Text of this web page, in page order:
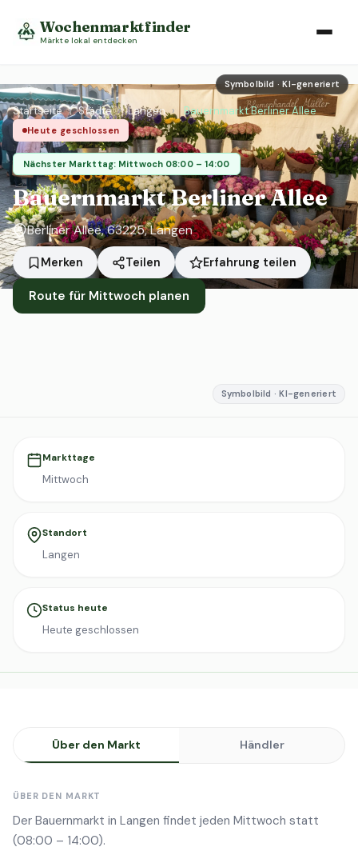
Wochenmarktfinder
Märkte lokal entdecken
Symbolbild · KI-generiert
Startseite › Städte › Langen › Bauernmarkt Berliner Allee
Heute geschlossen
Nächster Markttag: Mittwoch 08:00 – 14:00
Bauernmarkt Berliner Allee
Berliner Allee, 63225, Langen
Merken Teilen Erfahrung teilen
Route für Mittwoch planen
Symbolbild · KI-generiert
Markttage
Mittwoch
Standort
Langen
Status heute
Heute geschlossen
Über den Markt Händler
ÜBER DEN MARKT
Der Bauernmarkt in Langen findet jeden Mittwoch statt
(08:00 – 14:00).